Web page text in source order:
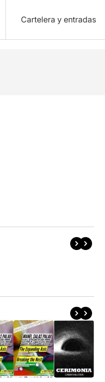
Cartelera y entradas